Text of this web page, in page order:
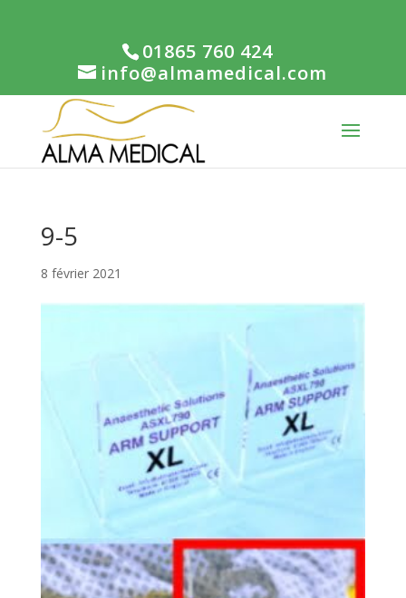
01865 760 424
info@almamedical.com
9-5
8 février 2021